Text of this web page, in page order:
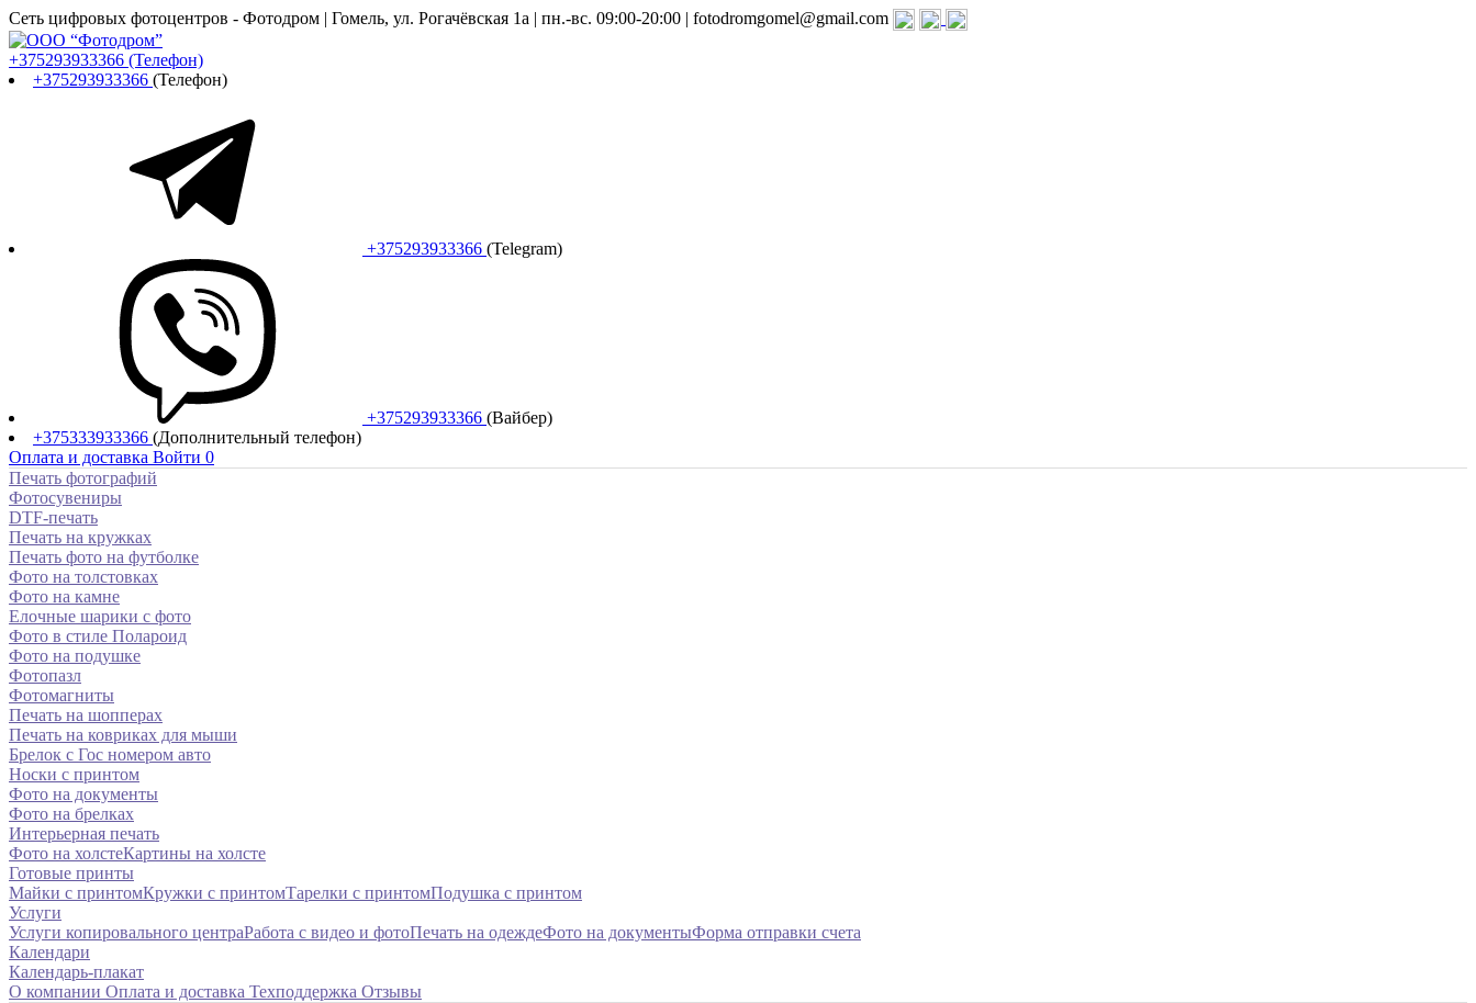
Сеть цифровых фотоцентров - Фотодром | Гомель, ул. Рогачёвская 1а | пн.-вс. 09:00-20:00 | fotodromgomel@gmail.com
+375293933366 (Телефон)
+375293933366 (Телефон)
+375293933366 (Telegram)
+375293933366 (Вайбер)
+375333933366 (Дополнительный телефон)
Оплата и доставка Войти 0
Печать фотографий
Фотосувениры
DTF-печать
Печать на кружках
Печать фото на футболке
Фото на толстовках
Фото на камне
Елочные шарики с фото
Фото в стиле Полароид
Фото на подушке
Фотопазл
Фотомагниты
Печать на шопперах
Печать на ковриках для мыши
Брелок с Гос номером авто
Носки с принтом
Фото на документы
Фото на брелках
Интерьерная печать
Фото на холстеКартины на холсте
Готовые принты
Майки с принтомКружки с принтомТарелки с принтомПодушка с принтом
Услуги
Услуги копировального центраРабота с видео и фотоПечать на одеждеФото на документыФорма отправки счета
Календари
Календарь-плакат
О компании Оплата и доставка Техподдержка Отзывы